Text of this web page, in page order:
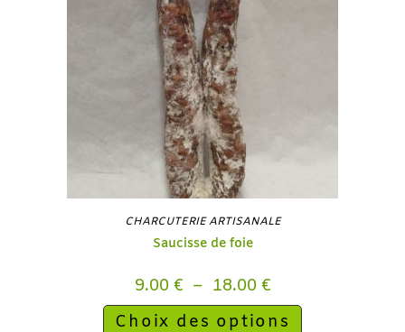
CHARCUTERIE ARTISANALE
Saucisse de foie
9.00 € – 18.00 €
Choix des options